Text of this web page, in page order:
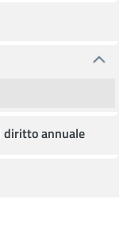
diritto annuale